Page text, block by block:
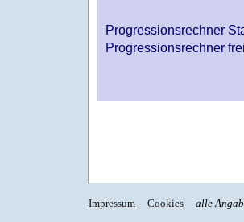
Progressionsrechner
Progressionsrechner
Impressum Cookies alle